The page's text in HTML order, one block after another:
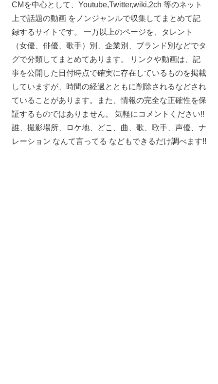
CMを中心として、Youtube,Twitter,wiki,2ch 等のネット
上で話題の動画 をノンジャンルで収集してまとめて記
録するサイトです。 一万以上のページを、タレント
（女優、俳優、歌手）別、企業別、ブランド別などでタ
グで分類してまとめてあります。 リンクや動画は、記
事を公開した日付時点で確実に存在しているものを掲載
していますが、時間の経過とともに削除されるなどされ
ていることがあります。また、情報の完全な正確性を保
証するものではありません。 気軽にコメントください!!
誰、撮影場所、ロケ地、どこ、曲、歌、歌手、声優、ナ
レーション なんて言ってる などもできるだけ調べます!!